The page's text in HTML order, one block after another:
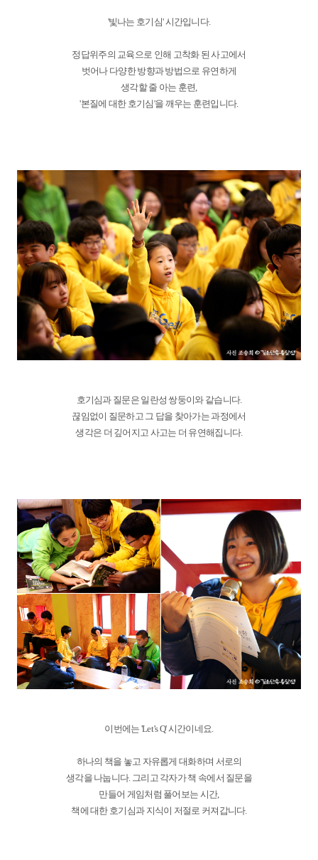
'빛나는 호기심' 시간입니다.
정답위주의 교육으로 인해 고착화 된 사고에서
벗어나 다양한 방향과 방법으로 유연하게
생각할 줄 아는 훈련,
'본질에 대한 호기심'을 깨우는 훈련입니다.
호기심과 질문은 일란성 쌍둥이와 같습니다.
끊임없이 질문하고 그 답을 찾아가는 과정에서
생각은 더 깊어지고 사고는 더 유연해집니다.
이번에는 'Let’s Q' 시간이네요.
하나의 책을 놓고 자유롭게 대화하며 서로의
생각을 나눕니다. 그리고 각자가 책 속에서 질문을
만들어 게임처럼 풀어보는 시간,
책에 대한 호기심과 지식이 저절로 커져갑니다.